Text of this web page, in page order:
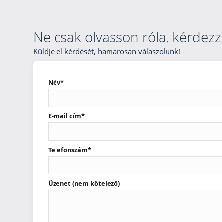
Ne csak olvasson róla,
Küldje el kérdését, hamarosan válaszolunk!
Név*
E-mail cím*
Telefonszám*
Üzenet (nem kötelező)